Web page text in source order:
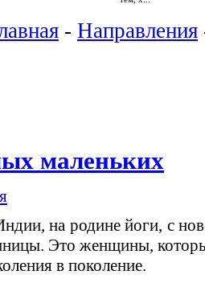
- Направления
маленьких
на родине йоги, с
Это женщины,
в поколение.